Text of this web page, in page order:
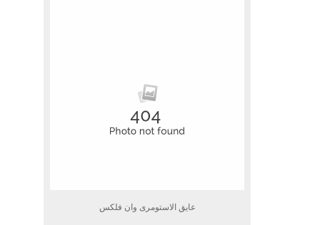
عایق الاستومری وان فلکس